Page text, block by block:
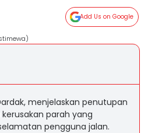
Add Us on Google
menjelaskan penutupan
parah yang
pengguna jalan.